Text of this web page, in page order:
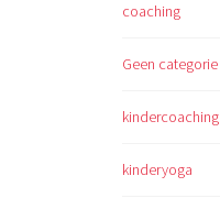
coaching
Geen categorie
kindercoaching
kinderyoga